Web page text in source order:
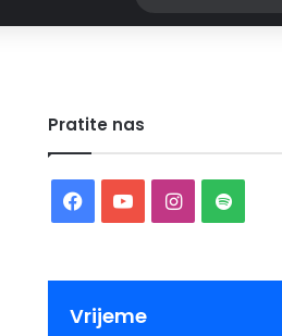
Pratite nas
Facebook
YouTubeInstagram
Vrijeme